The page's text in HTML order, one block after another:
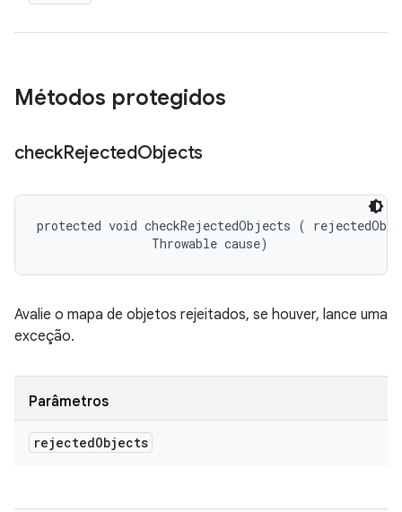
Métodos protegidos
checkRejectedObjects
protected void checkRejectedObjects (
                Throwable cause)
Avalie o mapa de objetos rejeitados, se houver, lance uma
exceção.
Parâmetros
rejectedObjects